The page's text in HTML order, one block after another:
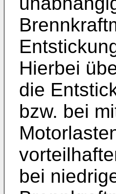
Hierbei
die
bzw. bei
bei